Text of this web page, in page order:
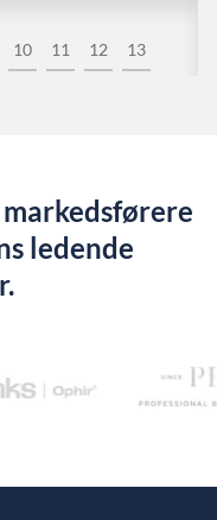
10 11 12 13
ledende